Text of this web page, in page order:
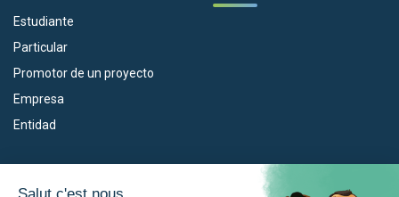
Estudiante
Particular
Promotor de un proyecto
Empresa
Entidad
La Eurorregión